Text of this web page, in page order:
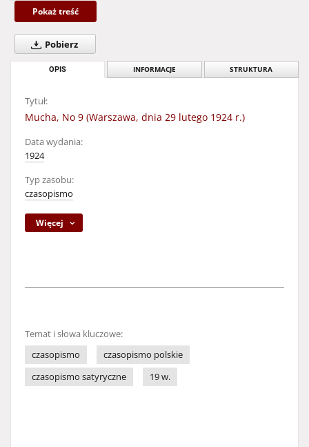
Pokaż treść
Pobierz
OPIS INFORMACJE STRUKTURA
Tytuł:
Mucha, No 9 (Warszawa, dnia 29 lutego 1924 r.)
Data wydania:
1924
Typ zasobu:
czasopismo
Więcej
Temat i słowa kluczowe:
czasopismo
czasopismo polskie
czasopismo satyryczne
19 w.